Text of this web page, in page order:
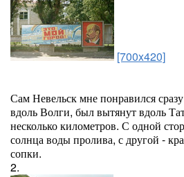
[700x420]
Сам Невельск мне понравился
вдоль Волги, был вытянут вдоль
несколько километров. С одной
солнца воды пролива, с другой -
сопки.
2.